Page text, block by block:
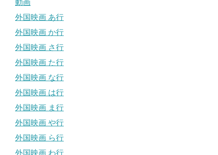
動画
外国映画 あ行
外国映画 か行
外国映画 さ行
外国映画 た行
外国映画 な行
外国映画 は行
外国映画 ま行
外国映画 や行
外国映画 ら行
外国映画 わ行